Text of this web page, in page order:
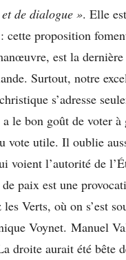
de dialogue ». Elle
proposition
est la
Surtout, notre
s’adresse
le bon goût de voter à
vote utile. Il oublie
voient l’autorité de
paix est une
Verts, où on s’est
Voynet. Manuel
droite aurait été bête